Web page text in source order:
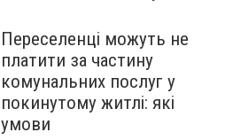
Переселенці можуть не
платити за частину
комунальних послуг у
покинутому житлі: які
умови